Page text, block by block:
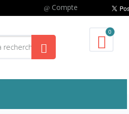
Compte
0